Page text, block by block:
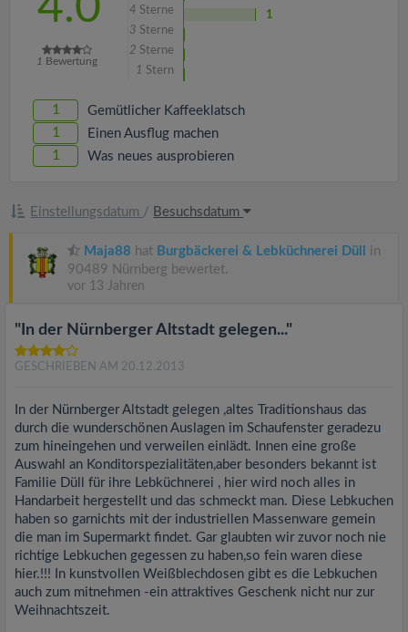
1 Bewertung
4 Sterne
1
3 Sterne
2 Sterne
1 Stern
1 Gemütlicher Kaffeeklatsch
1 Einen Ausflug machen
1 Was neues ausprobieren
Einstellungsdatum / Besuchsdatum
Maja88 hat Burgbäckerei & Lebküchnerei Düll
in
90489 Nürnberg bewertet.
vor 13 Jahren
"In der Nürnberger Altstadt gelegen..."
GESCHRIEBEN AM 20.12.2013
In der Nürnberger Altstadt gelegen ,altes Traditionshaus das
durch die wunderschönen Auslagen im Schaufenster geradezu
zum hineingehen und verweilen einlädt. Innen eine große
Auswahl an Konditorspezialitäten,aber besonders bekannt ist
Familie Düll für ihre Lebküchnerei , hier wird noch alles in
Handarbeit hergestellt und das schmeckt man. Diese Lebkuchen
haben so garnichts mit der industriellen Massenware gemein
die man im Supermarkt findet. Gar glaubten wir zuvor noch nie
richtige Lebkuchen gegessen zu haben,so fein waren diese
hier.!!! In kunstvollen Weißblechdosen gibt es die Lebkuchen
auch zum mitnehmen -ein attraktives Geschenk nicht nur zur
Weihnachtszeit.